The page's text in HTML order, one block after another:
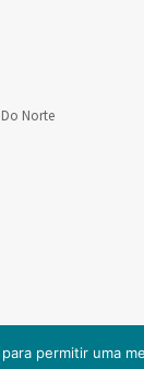
Norte
permitir uma